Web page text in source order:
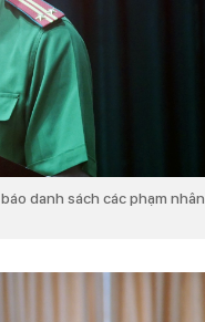
danh sách các phạm nhân